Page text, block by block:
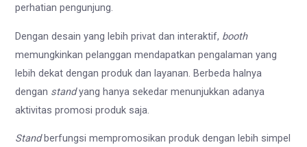
perhatian pengunjung.
Dengan desain yang lebih privat dan interaktif, booth
memungkinkan pelanggan mendapatkan pengalaman yang
lebih dekat dengan produk dan layanan. Berbeda halnya
dengan standyang hanya sekedar menunjukkan adanya
aktivitas promosi produk saja.
Stand berfungsi mempromosikan produk dengan lebih simpel